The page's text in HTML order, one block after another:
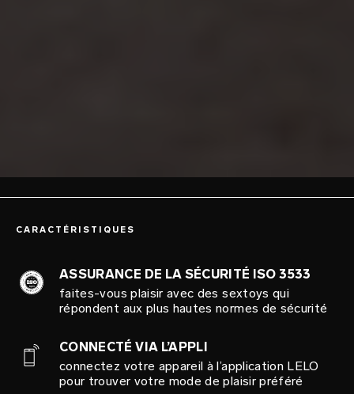
CARACTÉRISTIQUES
ASSURANCE DE LA SÉCURITÉ ISO 3533
faites-vous plaisir avec des sextoys qui
répondent aux plus hautes normes de sécurité
CONNECTÉ VIA L’APPLI
connectez votre appareil à l’application LELO
pour trouver votre mode de plaisir préféré